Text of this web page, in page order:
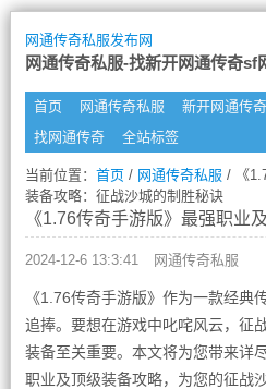
网通传奇私服发布网
网通传奇私服-找新开网通传奇sf
首页 网通传奇私服 新开网通传奇
找网通传奇
全站标签
当前位置： 首页/ 网通传奇私服 / 《
装备攻略：征战沙城的制胜秘诀
《1.76传奇手游版》最强职业
2024-12-6 13:3:41 网通传奇私服
《1.76传奇手游版》作为一款经典
追捧。要想在游戏中叱咤风云，征
装备至关重要。本文将为您带来详
职业及顶级装备攻略，为您的征战